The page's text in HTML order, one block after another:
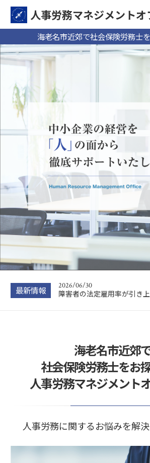
海老名市近郊で社会保険労務士
人事労務マネジメントオ
最新情報
2025/09/10
2025年度の地域別最低賃金
ました
2026/07/03
パートタイム・有期雇用労
法の施行規則等…
2026/06/30
障害者の法定雇用率が引き
2025/10/05
「事業主の証明による被扶
恒久的な運用が…
2025/09/10
2025年度の地域別最低賃金
ました
2026/07/03
法の施行規則等…
海老名市近郊
社会保険労務士をお
人事労務マネジメント
人事労務に関するお悩みを解決